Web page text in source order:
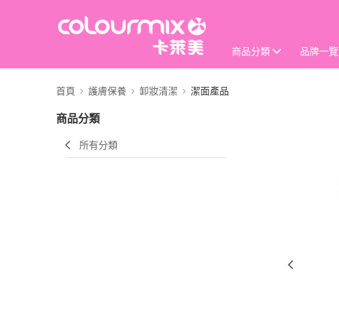
商品分類 品牌一覽
首頁 護膚保養 卸妝清潔 潔面產品
商品分類
所有分類